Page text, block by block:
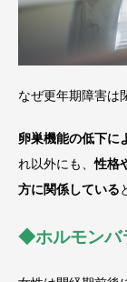
なぜ更年期障害は
卵巣機能の低下に
れ以外にも、性格
方に関係している
◆ホルモンバ